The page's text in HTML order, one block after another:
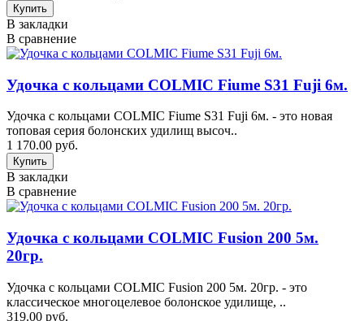
В закладки
В сравнение
Удочка с кольцами COLMIC Fiume S31 Fuji 6м.
Удочка с кольцами COLMIC Fiume S31 Fuji 6м. - это новая
топовая серия болонских удилищ высоч..
1 170.00 руб.
В закладки
В сравнение
Удочка с кольцами COLMIC Fusion 200 5м.
20гр.
Удочка с кольцами COLMIC Fusion 200 5м. 20гр. - это
классическое многоцелевое болонское удилище, ..
319.00 руб.